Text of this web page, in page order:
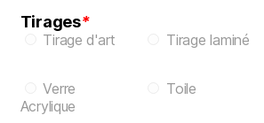
Tirages*
Tirage d'art Tirage laminé
Verre
Acrylique
Toile